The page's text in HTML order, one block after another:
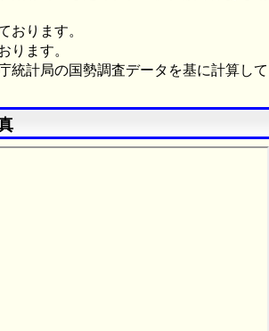
おります。
ります。
統計局の国勢調査データを基に計算して